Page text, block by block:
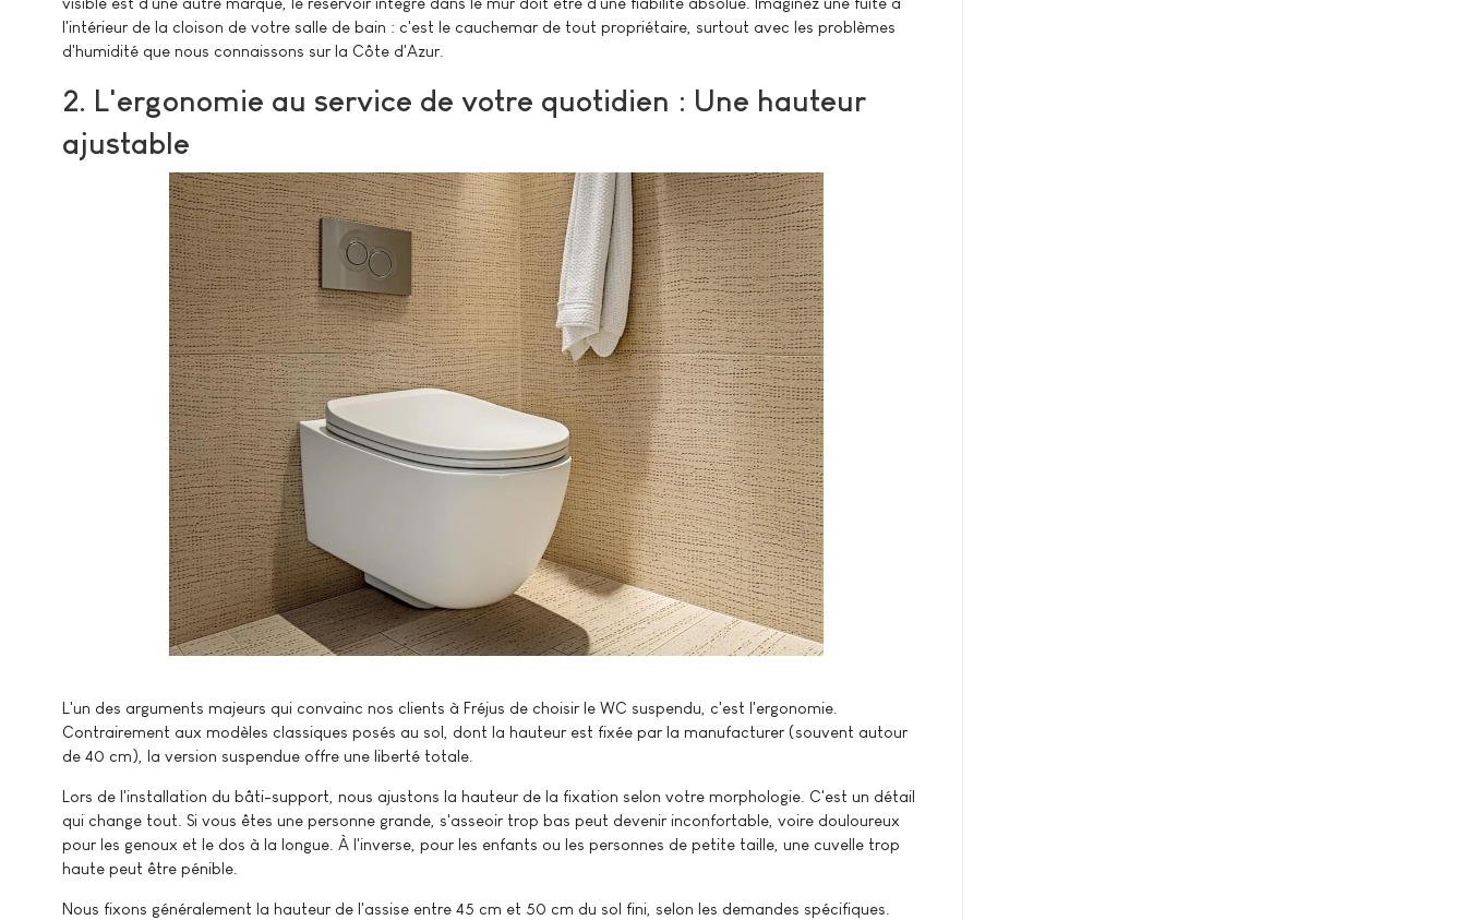
l'intérieur de la cloison de votre salle de bain : c'est le cauchemar de tout propriétaire, surtout avec les problèmes
d'humidité que nous connaissons sur la Côte d'Azur.
2. L'ergonomie au service de votre quotidien : Une hauteur
ajustable
L'un des arguments majeurs qui convainc nos clients à Fréjus de choisir le WC suspendu, c'est l'ergonomie.
Contrairement aux modèles classiques posés au sol, dont la hauteur est fixée par la manufacturer (souvent autour
de 40 cm), la version suspendue offre une liberté totale.
Lors de l'installation du bâti-support, nous ajustons la hauteur de la fixation selon votre morphologie. C'est un détail
qui change tout. Si vous êtes une personne grande, s'asseoir trop bas peut devenir inconfortable, voire douloureux
pour les genoux et le dos à la longue. À l'inverse, pour les enfants ou les personnes de petite taille, une cuvelle trop
haute peut être pénible.
Nous fixons généralement la hauteur de l'assise entre 45 cm et 50 cm du sol fini, selon les demandes spécifiques.